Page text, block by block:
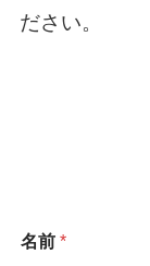
ださい。
名前 *